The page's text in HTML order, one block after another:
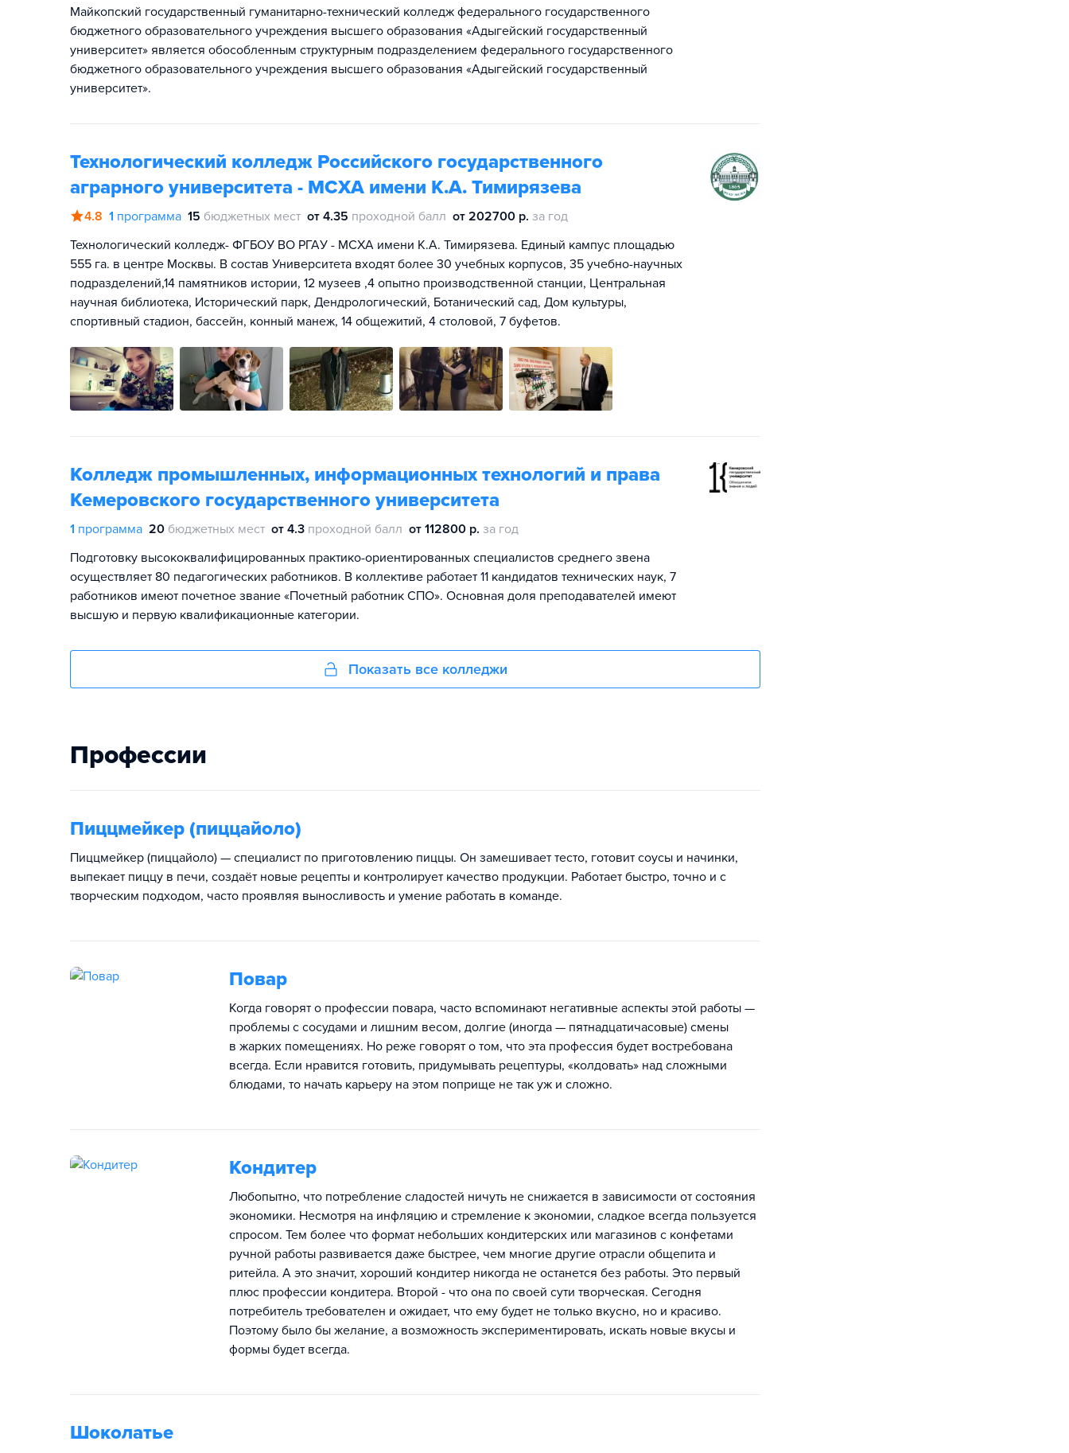
Майкопский государственный гуманитарно-технический колледж федерального государственного
бюджетного образовательного учреждения высшего образования «Адыгейский государственный
университет» является обособленным структурным подразделением федерального государственного
бюджетного образовательного учреждения высшего образования «Адыгейский государственный
университет».
Технологический колледж Российского государственного
аграрного университета - МСХА имени К.А. Тимирязева
4.8 1 программа 15 бюджетных мест от 4.35 проходной балл от 202700 р. за год
Технологический колледж- ФГБОУ ВО РГАУ - МСХА имени К.А. Тимирязева. Единый кампус площадью
555 га. в центре Москвы. В состав Университета входят более 30 учебных корпусов, 35 учебно-научных
подразделений,14 памятников истории, 12 музеев ,4 опытно производственной станции, Центральная
научная библиотека, Исторический парк, Дендрологический, Ботанический сад, Дом культуры,
спортивный стадион, бассейн, конный манеж, 14 общежитий, 4 столовой, 7 буфетов.
Колледж промышленных, информационных технологий и права
Кемеровского государственного университета
1 программа 20 бюджетных мест от 4.3 проходной балл от 112800 р. за год
Подготовку высококвалифицированных практико-ориентированных специалистов среднего звена
осуществляет 80 педагогических работников. В коллективе работает 11 кандидатов технических наук, 7
работников имеют почетное звание «Почетный работник СПО». Основная доля преподавателей имеют
высшую и первую квалификационные категории.
Показать все колледжи
Профессии
Пиццмейкер (пиццайоло)
Пиццмейкер (пиццайоло) — специалист по приготовлению пиццы. Он замешивает тесто, готовит соусы и начинки,
выпекает пиццу в печи, создаёт новые рецепты и контролирует качество продукции. Работает быстро, точно и с
творческим подходом, часто проявляя выносливость и умение работать в команде.
Повар
Когда говорят о профессии повара, часто вспоминают негативные аспекты этой работы —
проблемы с сосудами и лишним весом, долгие (иногда — пятнадцатичасовые) смены
в жарких помещениях. Но реже говорят о том, что эта профессия будет востребована
всегда. Если нравится готовить, придумывать рецептуры, «колдовать» над сложными
блюдами, то начать карьеру на этом поприще не так уж и сложно.
Кондитер
Любопытно, что потребление сладостей ничуть не снижается в зависимости от состояния
экономики. Несмотря на инфляцию и стремление к экономии, сладкое всегда пользуется
спросом. Тем более что формат небольших кондитерских или магазинов с конфетами
ручной работы развивается даже быстрее, чем многие другие отрасли общепита и
ритейла. А это значит, хороший кондитер никогда не останется без работы. Это первый
плюс профессии кондитера. Второй - что она по своей сути творческая. Сегодня
потребитель требователен и ожидает, что ему будет не только вкусно, но и красиво.
Поэтому было бы желание, а возможность экспериментировать, искать новые вкусы и
формы будет всегда.
Шоколатье